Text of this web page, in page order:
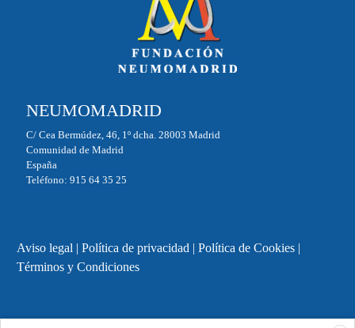
NEUMOMADRID
C/ Cea Bermúdez, 46, 1º dcha. 28003 Madrid
Comunidad de Madrid
España
Teléfono: 915 64 35 25
Aviso legal | Política de privacidad | Política de Cookies|
Términos y Condiciones